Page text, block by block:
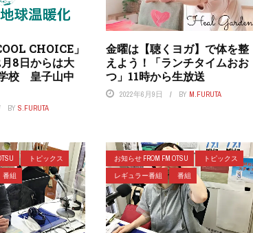
CHOICE」
8日からは大
校 皇子山中
BYS.FURUTA
金曜は【聴くヨガ】で体を整
えよう！「ランチタイムおお
つ」11時から生放送
2022年6月9日 BY M.FURUTA
トピックス
番組
お知らせ FROM FM OTSU
トピックス
レギュラー番組
番組